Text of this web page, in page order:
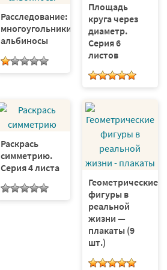
Расследование:
многоугольники-
альбиносы
Площадь
круга через
диаметр.
Серия 6
листов
Раскрась
симметрию.
Серия 4 листа
Геометрические
фигуры в
реальной
жизни —
плакаты (9
шт.)